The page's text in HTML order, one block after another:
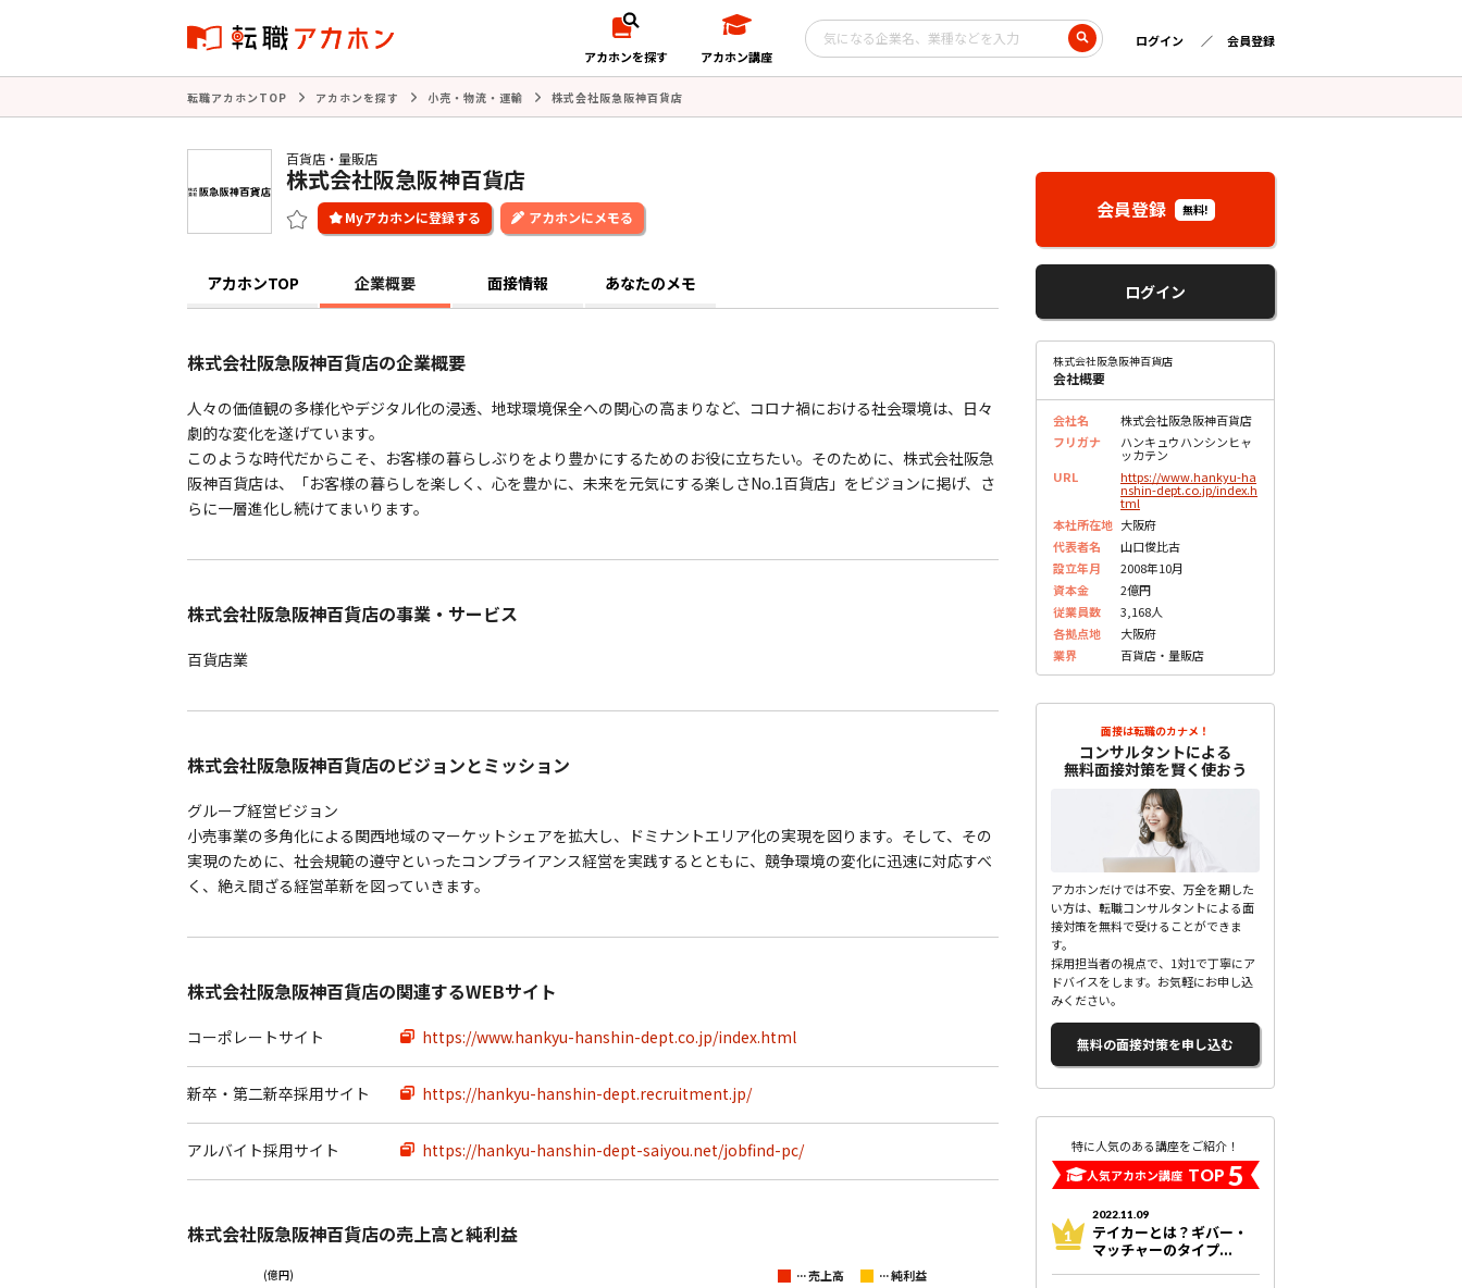
アカホンを探す アカホン講座
ログイン 会員登録
転職アカホンTOP アカホンを探す 小売・物流・運輸 株式会社阪急阪神百貨店
百貨店・量販店
株式会社阪急阪神百貨店
アカホンにメモる
アカホンTOP 企業概要 面接情報 あなたのメモ
株式会社阪急阪神百貨店の企業概要
人々の価値観の多様化やデジタル化の浸透、地球環境保全への関心の高まりなど、コロナ禍における社会環境は、日々
劇的な変化を遂げています。
このような時代だからこそ、お客様の暮らしぶりをより豊かにするためのお役に立ちたい。そのために、株式会社阪急
阪神百貨店は、「お客様の暮らしを楽しく、心を豊かに、未来を元気にする楽しさNo.1百貨店」をビジョンに掲げ、さ
らに一層進化し続けてまいります。
株式会社阪急阪神百貨店の事業・サービス
百貨店業
株式会社阪急阪神百貨店のビジョンとミッション
グループ経営ビジョン
小売事業の多角化による関西地域のマーケットシェアを拡大し、ドミナントエリア化の実現を図ります。そして、その
実現のために、社会規範の遵守といったコンプライアンス経営を実践するとともに、競争環境の変化に迅速に対応すべ
く、絶え間ざる経営革新を図っていきます。
株式会社阪急阪神百貨店の関連するWEBサイト
コーポレートサイト https://www.hankyu-hanshin-dept.co.jp/index.html
新卒・第二新卒採用サイト https://hankyu-hanshin-dept.recruitment.jp/
アルバイト採用サイト https://hankyu-hanshin-dept-saiyou.net/jobfind-pc/
株式会社阪急阪神百貨店の売上高と純利益
(億円) ...売上高 ...純利益
会員登録 無料!
ログイン
株式会社阪急阪神百貨店
会社概要
会社名
株式会社阪急阪神百貨店
フリガナ
ハンキュウハンシンヒャ
ッカテン
URL
https://www.hankyu-ha
nshin-dept.co.jp/index.h
tml
本社所在地 大阪府
代表者名
山口俊比古
設立年月
2008年10月
資本金
2億円
従業員数
3,168人
各拠点地
大阪府
業界
百貨店・量販店
面接は転職のカナメ！
コンサルタントによる
無料面接対策を賢く使おう
アカホンだけでは不安、万全を期した
い方は、転職コンサルタントによる面
接対策を無料で受けることができま
す。
採用担当者の視点で、1対1で丁寧にア
ドバイスをします。お気軽にお申し込
みください。
無料の面接対策を申し込む
特に人気のある講座をご紹介！
人気アカホン講座 TOP 5
2022.11.09
テイカーとは？ギバー・
マッチャーのタイプ...